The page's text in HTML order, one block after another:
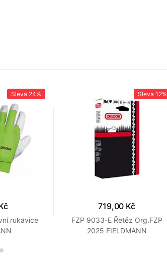
Sleva 24%
rukavice
Sleva 12%
719,00 Kč
FZP 9033-E Řetěz Org.FZP
2025 FIELDMANN